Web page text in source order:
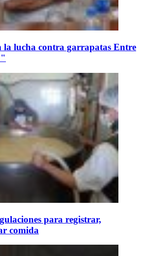
la lucha contra garrapatas Entre
para registrar,
comida